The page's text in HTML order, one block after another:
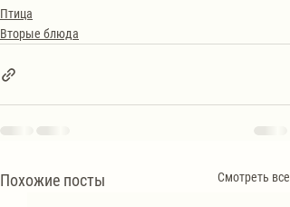
Птица
Вторые блюда
Похожие посты Смотреть все